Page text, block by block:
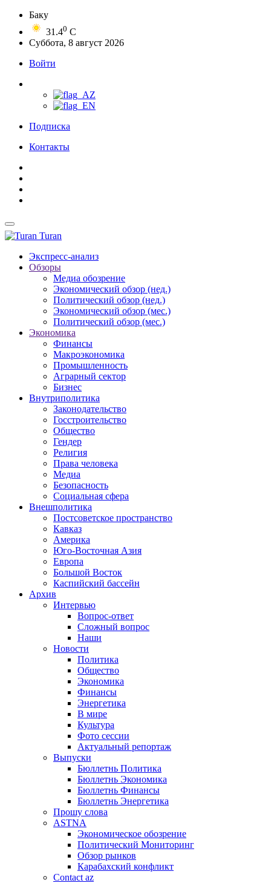
Баку
31.40 C
Суббота, 8 август 2026
Войти
Подписка
Контакты
Turan
Экспресс-анализ
Обзоры
Медиа обозрение
Экономический обзор (нед.)
Политический обзор (нед.)
Экономический обзор (мес.)
Политический обзор (мес.)
Экономика
Финансы
Макроэкономика
Промышленность
Аграрный сектор
Бизнес
Внутриполитика
Законодательство
Госстроительство
Общество
Гендер
Религия
Права человека
Медиа
Безопасность
Социальная сфера
Внешполитика
Постсоветское пространство
Кавказ
Америка
Юго-Восточная Азия
Европа
Большой Восток
Каспийский бассейн
Архив
Интервью
Вопрос-ответ
Сложный вопрос
Наши
Новости
Политика
Общество
Экономика
Финансы
Энергетика
В мире
Культура
Фото сессии
Актуальный репортаж
Выпуски
Бюллетнь Политика
Бюллетнь Экономика
Бюллетнь Финансы
Бюллетнь Энергетика
Прошу слова
ASTNA
Экономическое обозрение
Политический Мониторинг
Обзор рынков
Карабахский конфликт
Contact az